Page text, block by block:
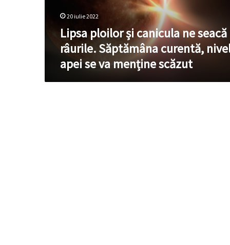
curentă,
nivelul
menține
scăzut
20 iulie 2022
Lipsa ploilor și canicula ne seacă
râurile. Săptămâna curentă,
apei se va menține scăzut